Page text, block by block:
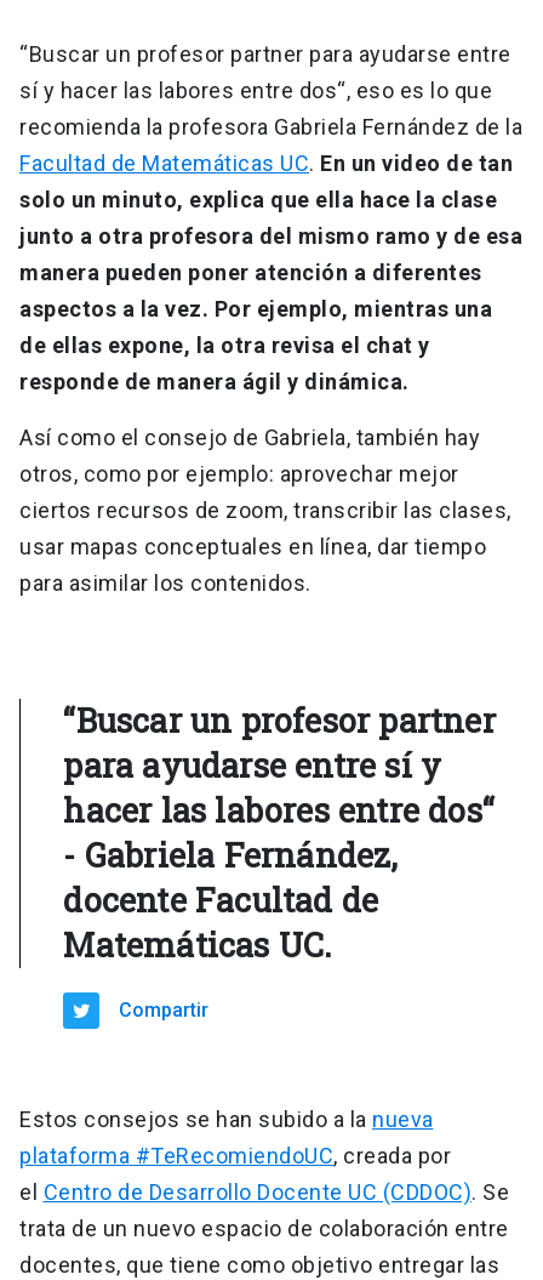
“Buscar un profesor partner para ayudarse entre
sí y hacer las labores entre dos“, eso es lo que
recomienda la profesora Gabriela Fernández de la
Facultad de Matemáticas UC. En un video de tan
solo un minuto, explica que ella hace la clase
junto a otra profesora del mismo ramo y de esa
manera pueden poner atención a diferentes
aspectos a la vez. Por ejemplo, mientras una
de ellas expone, la otra revisa el chat y
responde de manera ágil y dinámica.
Así como el consejo de Gabriela, también hay
otros, como por ejemplo: aprovechar mejor
ciertos recursos de zoom, transcribir las clases,
usar mapas conceptuales en línea, dar tiempo
para asimilar los contenidos.
“Buscar un profesor partner
para ayudarse entre sí y
hacer las labores entre dos“
- Gabriela Fernández,
docente Facultad de
Matemáticas UC.
Compartir
Estos consejos se han subido a la nueva
plataforma #TeRecomiendoUC, creada por
el Centro de Desarrollo Docente UC (CDDOC). Se
trata de un nuevo espacio de colaboración entre
docentes, que tiene como objetivo entregar las